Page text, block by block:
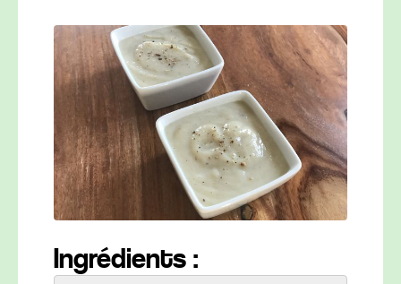
Ingrédients :